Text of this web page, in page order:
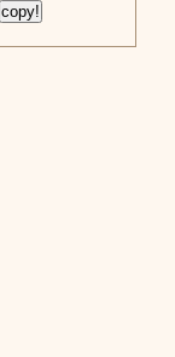
copy!